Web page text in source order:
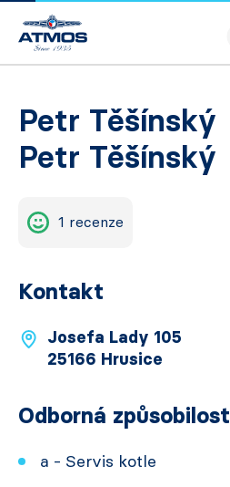
Petr Těšínský
Petr Těšínský
1 recenze
Kontakt
Josefa Lady 105
25166 Hrusice
Odborná způsobilost
a - Servis kotle